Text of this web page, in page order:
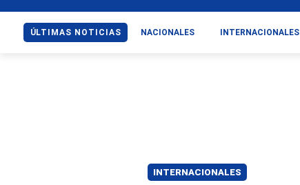
INTERNACIONALES
ÚLTIMAS NOTICIAS NACIONALES INTERNACIONALES